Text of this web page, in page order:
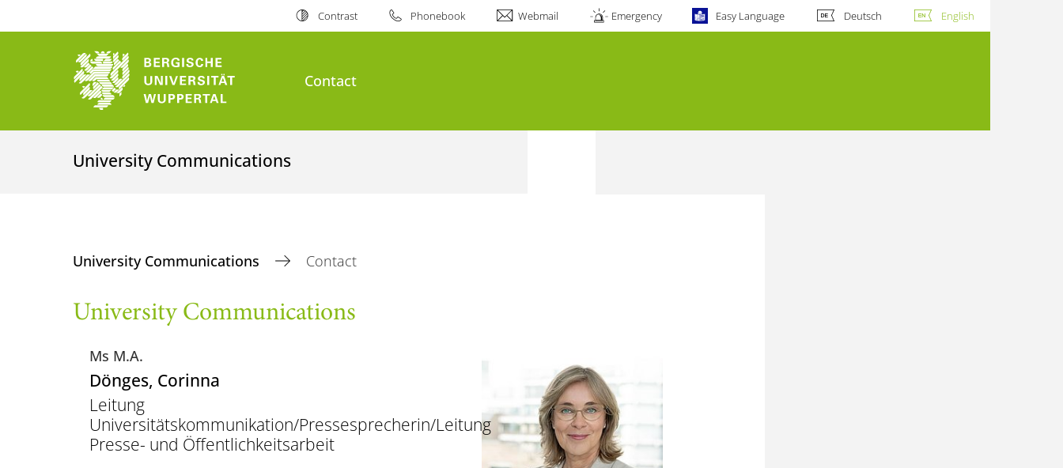
Contrast Phonebook Webmail Emergency Easy Language Deutsch English
Contact
University Communications
University Communications Contact
University Communications
Ms M.A.
Dönges, Corinna
Leitung
Universitätskommunikation/Pressesprecherin/Leitung
Presse- und Öffentlichkeitsarbeit